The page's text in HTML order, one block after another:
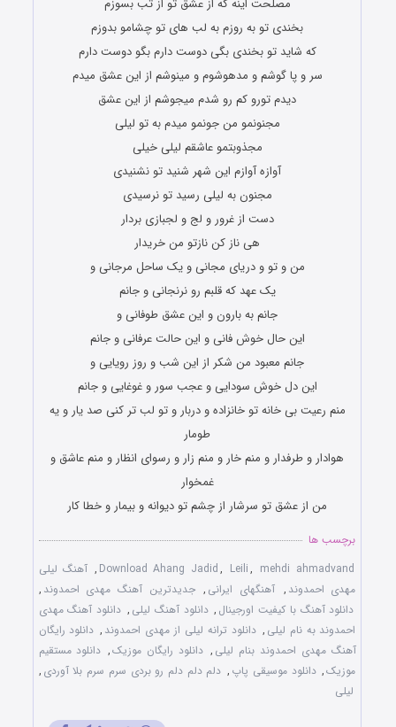
مصلحت اینه که از عشق تو از تب بسوزم
بخندی تو به روزم به لب های تو چشامو بدوزم
که شاید تو بخندی بگی دوست دارم بگو دوست دارم
سر و پا گوشم و مدهوشوم و مینوشم از این عشق میدم
دیدم تورو کم رو شدم میجوشم از این عشق
مجنونمو من جونمو میدم به تو لیلی
مجذوبتمو عاشقم لیلی خیلی
آوازه آوازم این شهر شنید تو نشنیدی
مجنون به لیلی رسید تو نرسیدی
دست از غرور و لج و لجبازی بردار
هی ناز کن نازتو من خریدار
من و تو و دریای مجانی و یک ساحل مرجانی و
یک عهد که قلبم رو نرنجانی و جانم
جانم به بارون و این عشق طوفانی و
این حال خوش فانی و این حالت عرفانی و جانم
جانم معبود من شکر از این شب و روز رویایی و
این دل خوش سودایی و عجب سور و غوغایی و جانم
منم رعیت بی خانه تو خانزاده و دربار و تو لب تر کنی صد یار و یه
طومار
هوادار و طرفدار و منم خار و منم زار و رسوای انظار و منم عاشق و
غمخوار
من از عشق تو سرشار از چشم تو دیوانه و بیمار و خطا کار
برچسب ها
Download Ahang Jadid, Leili, mehdi ahmadvand
, آهنگ لیلی
مهدی احمدوند , آهنگهای ایرانی , جدیدترین آهنگ مهدی احمدوند ,
دانلود آهنگ با کیفیت اورجینال , دانلود آهنگ لیلی , دانلود آهنگ مهدی
احمدوند به نام لیلی , دانلود ترانه لیلی از مهدی احمدوند , دانلود رایگان
آهنگ مهدی احمدوند بنام لیلی , دانلود رایگان موزیک, دانلود مستقیم
موزیک, دانلود موسیقی پاپ , دلم دلم دلم رو بردی سرم سرم بلا آوردی ,
لیلی